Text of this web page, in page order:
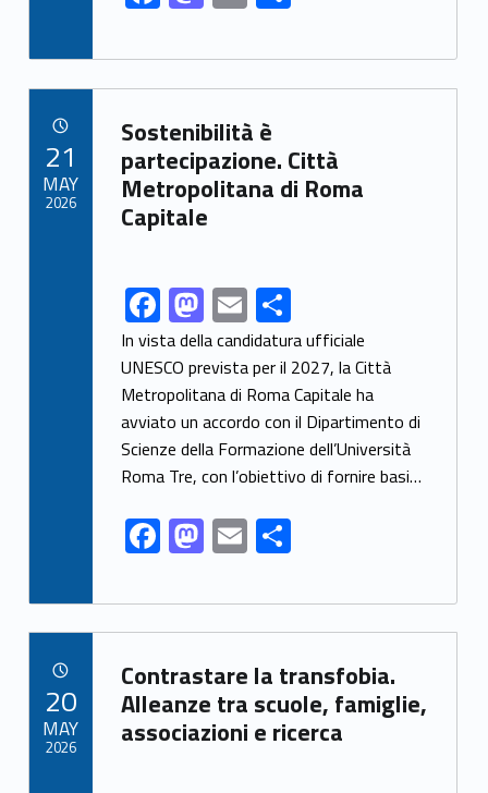
ac
e
b
o
o
k
as
to
d
o
n
m
ai
l
ar
e
Link identifier archive #link-archive-45299
Sostenibilità è
partecipazione. Città
Metropolitana di Roma
Capitale
Link identifier share facebook archive #share-link-archive-76376F
ac
e
b
o
o
k
M
as
to
d
o
n
E
m
ai
l
S
h
ar
e
In vista della candidatura ufficiale
UNESCO prevista per il 2027, la Città
Metropolitana di Roma Capitale ha
avviato un accordo con il Dipartimento di
Scienze della Formazione dell’Università
Roma Tre, con l’obiettivo di fornire basi…
F
ac
e
b
o
o
k
M
as
to
d
o
n
E
m
ai
l
S
h
ar
e
21
MAY
2026
Link identifier archive #link-archive-57337
Contrastare la transfobia.
Alleanze tra scuole, famiglie,
associazioni e ricerca
20
MAY
2026